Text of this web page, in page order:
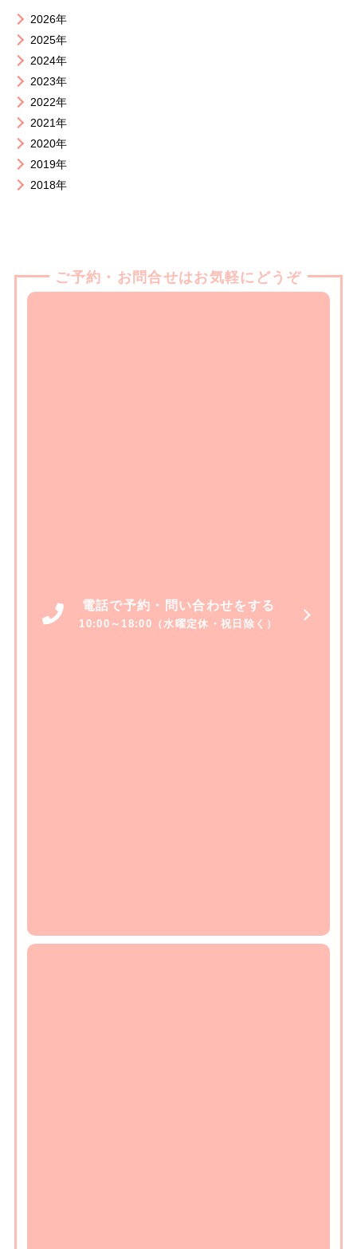
2026年
2025年
2024年
2023年
2022年
2021年
2020年
2019年
2018年
ご予約・お問合せはお気軽にどうぞ
電話で予約・問い合わせをする
10:00～18:00（水曜定休・祝日除く）